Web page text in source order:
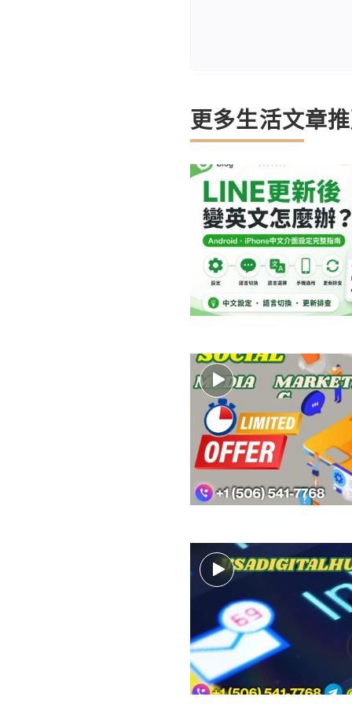
更多生活文章